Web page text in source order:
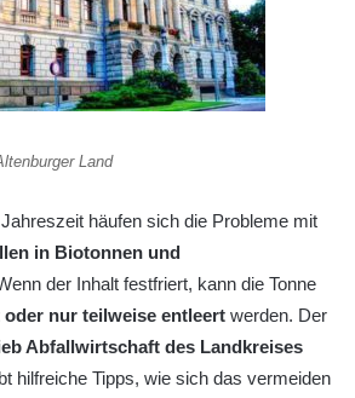
Land
häufen sich die Probleme mit
in Biotonnen und
der Inhalt festfriert, kann die Tonne
oder nur teilweise entleert werden. Der
Abfallwirtschaft des Landkreises
hilfreiche Tipps, wie sich das vermeiden